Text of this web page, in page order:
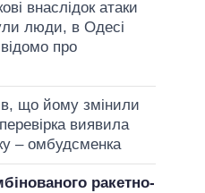
внаслідок атаки
люди, в Одесі
про
що йому змінили
виявила
– омбудсменка
ракетно-